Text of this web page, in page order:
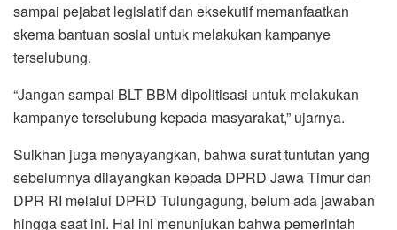
sampai pejabat legislatif dan eksekutif memanfaatkan
skema bantuan sosial untuk melakukan kampanye
terselubung.
“Jangan sampai BLT BBM dipolitisasi untuk melakukan
kampanye terselubung kepada masyarakat,” ujarnya.
Sulkhan juga menyayangkan, bahwa surat tuntutan yang
sebelumnya dilayangkan kepada DPRD Jawa Timur dan
DPR RI melalui DPRD Tulungagung, belum ada jawaban
hingga saat ini. Hal ini menunjukan bahwa pemerintah